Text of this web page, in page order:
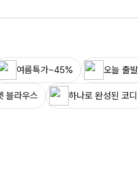
여름특가~45% 오늘 출발
블라우스 하나로 완성된 코